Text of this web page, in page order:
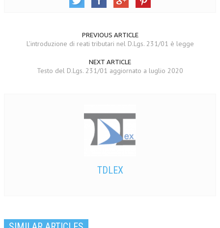
PREVIOUS ARTICLE
L'introduzione di reati tributari nel D.Lgs. 231/01 è legge
NEXT ARTICLE
Testo del D.Lgs. 231/01 aggiornato a luglio 2020
TDLEX